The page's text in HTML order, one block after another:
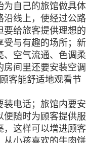
自己的旅馆做具体
沿线上，使经过公路
要给旅客提供理想的
受与有趣的场所；新
、空气流通、色调柔
间里还要安装空调
客能舒适地观看节
电话；旅馆内要安
便随时为顾客提供服
，这样可以增进顾客
从小孩喜欢的牛肉饼